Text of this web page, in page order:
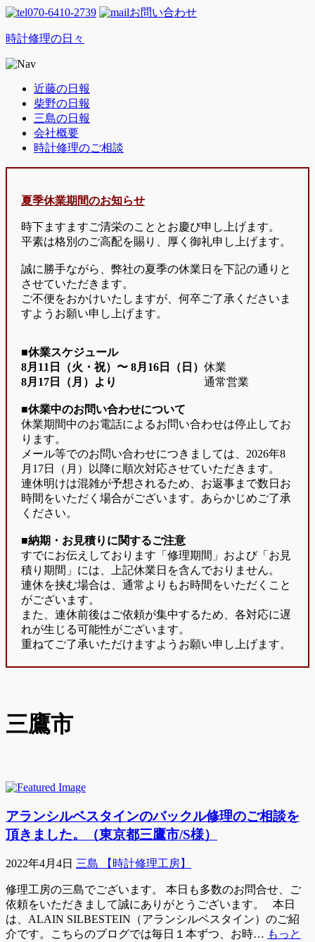
070-6410-2739 お問い合わせ
時計修理の日々
近藤の日報
柴野の日報
三島の日報
会社概要
時計修理のご相談
夏季休業期間のお知らせ
時下ますますご清栄のこととお慶び申し上げます。
平素は格別のご高配を賜り、厚く御礼申し上げます。
誠に勝手ながら、弊社の夏季の休業日を下記の通りと
させていただきます。
ご不便をおかけいたしますが、何卒ご了承くださいま
すようお願い申し上げます。
■休業スケジュール
8月11日（火・祝）〜 8月16日（日） 休業
8月17日（月）より
通常営業
■休業中のお問い合わせについて
休業期間中のお電話によるお問い合わせは停止してお
ります。
メール等でのお問い合わせにつきましては、2026年8
月17日（月）以降に順次対応させていただきます。
連休明けは混雑が予想されるため、お返事まで数日お
時間をいただく場合がございます。あらかじめご了承
ください。
■納期・お見積りに関するご注意
すでにお伝えしております「修理期間」および「お見
積り期間」には、上記休業日を含んでおりません。
連休を挟む場合は、通常よりもお時間をいただくこと
がございます。
また、連休前後はご依頼が集中するため、各対応に遅
れが生じる可能性がございます。
重ねてご了承いただけますようお願い申し上げます。
三鷹市
アランシルベスタインのバックル修理のご相談を
頂きました。（東京都三鷹市/S様）
2022年4月4日 三島 【時計修理工房】
修理工房の三島でございます。 本日も多数のお問合せ、ご
依頼をいただきまして誠にありがとうございます。 本日
は、ALAIN SILBESTEIN（アランシルベスタイン）のご紹
介です。こちらのブログでは毎日１本ずつ、お時… もっと